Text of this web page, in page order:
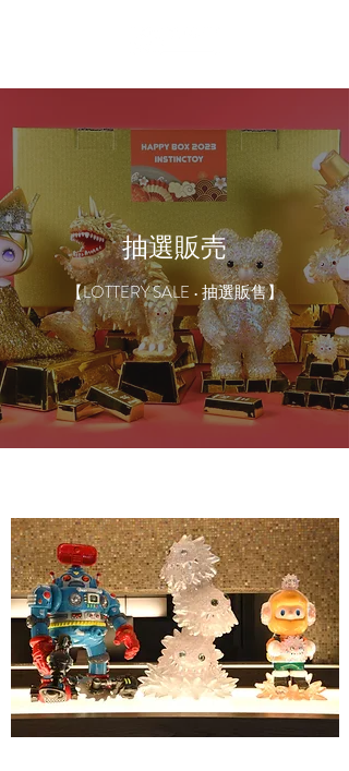
抽選販売
【LOTTERY SALE • 抽選販售】